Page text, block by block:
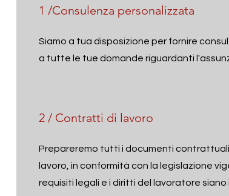
1 /Consulenza personalizzata
Siamo a tua disposizione per fornire
a tutte le tue domande riguardanti
2 / Contratti di lavoro
Prepareremo tutti i documenti
lavoro, in conformità con la legislazione
requisiti legali e i diritti del lavoratore